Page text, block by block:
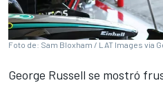
Foto de: Sam Bloxham / LAT Images via
George Russell se mostró